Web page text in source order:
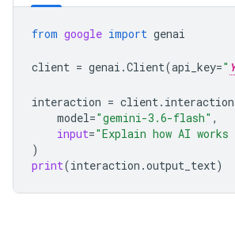
from google import genai
client = genai .Client(api_key="
interaction = client.
model="gemini-3.6-flash" ,
input="Explain how AI
)
print(interaction .output_text)